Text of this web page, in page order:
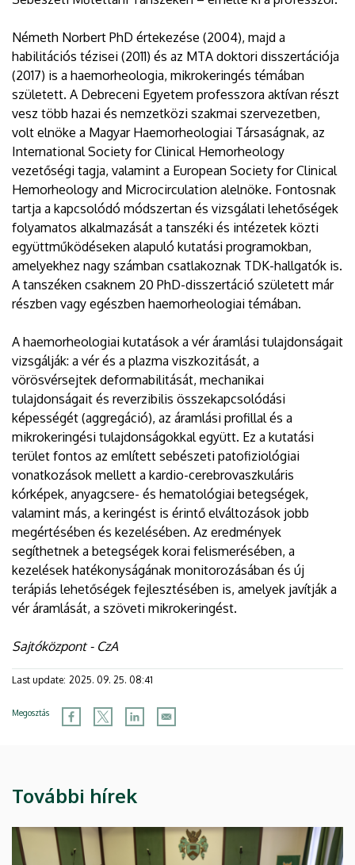
Németh Norbert PhD értekezése (2004), majd a
habilitációs tézisei (2011) és az MTA doktori disszertációja
(2017) is a haemorheologia, mikrokeringés témában
született. A Debreceni Egyetem professzora aktívan részt
vesz több hazai és nemzetközi szakmai szervezetben,
volt elnöke a Magyar Haemorheologiai Társaságnak, az
International Society for Clinical Hemorheology
vezetőségi tagja, valamint a European Society for Clinical
Hemorheology and Microcirculation alelnöke. Fontosnak
tartja a kapcsolódó módszertan és vizsgálati lehetőségek
folyamatos alkalmazását a tanszéki és intézetek közti
együttműködéseken alapuló kutatási programokban,
amelyekhez nagy számban csatlakoznak TDK-hallgatók is.
A tanszéken csaknem 20 PhD-disszertáció született már
részben vagy egészben haemorheologiai témában.
A haemorheologiai kutatások a vér áramlási tulajdonságait
vizsgálják: a vér és a plazma viszkozitását, a
vörösvérsejtek deformabilitását, mechanikai
tulajdonságait és reverzibilis összekapcsolódási
képességét (aggregáció), az áramlási profillal és a
mikrokeringési tulajdonságokkal együtt. Ez a kutatási
terület fontos az említett sebészeti patofiziológiai
vonatkozások mellett a kardio-cerebrovaszkuláris
kórképek, anyagcsere- és hematológiai betegségek,
valamint más, a keringést is érintő elváltozások jobb
megértésében és kezelésében. Az eredmények
segíthetnek a betegségek korai felismerésében, a
kezelések hatékonyságának monitorozásában és új
terápiás lehetőségek fejlesztésében is, amelyek javítják a
vér áramlását, a szöveti mikrokeringést.
Sajtóközpont - CzA
Last update: 2025. 09. 25. 08:41
Megosztás
További hírek